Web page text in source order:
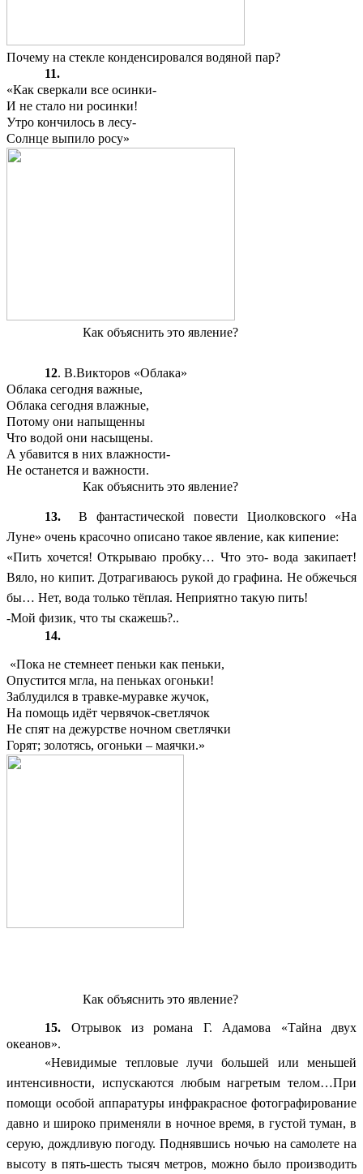
Почему на стекле конденсировался водяной пар?
11.
«Как сверкали все осинки-
И не стало ни росинки!
Утро кончилось в лесу-
Солнце выпило росу»
Как объяснить это явление?
12. В.Викторов «Облака»
Облака сегодня важные,
Облака сегодня влажные,
Потому они напыщенны
Что водой они насыщены.
А убавится в них влажности-
Не останется и важности.
Как объяснить это явление?
13. В фантастической повести Циолковского «На
Луне» очень красочно описано такое явление, как кипение:
«Пить хочется! Открываю пробку… Что это- вода закипает!
Вяло, но кипит. Дотрагиваюсь рукой до графина. Не обжечься
бы… Нет, вода только тёплая. Неприятно такую пить!
-Мой физик, что ты скажешь?..
14.
«Пока не стемнеет пеньки как пеньки,
Опустится мгла, на пеньках огоньки!
Заблудился в травке-муравке жучок,
На помощь идёт червячок-светлячок
Не спят на дежурстве ночном светлячки
Горят; золотясь, огоньки – маячки.»
Как объяснить это явление?
15. Отрывок из романа Г. Адамова «Тайна двух
океанов».
«Невидимые тепловые лучи большей или меньшей
интенсивности, испускаются любым нагретым телом…При
помощи особой аппаратуры инфракрасное фотографирование
давно и широко применяли в ночное время, в густой туман, в
серую, дождливую погоду. Поднявшись ночью на самолете на
высоту в пять-шесть тысяч метров, можно было производить